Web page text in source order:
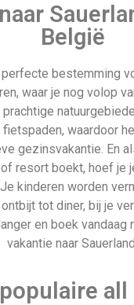
België
bestemming
waar je nog volop
waardoor
gezinsvakantie. En
resort boekt, hoef je
kinderen worden
tot diner, bij je
en boek vandaag
vakantie naar